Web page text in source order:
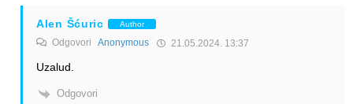
Alen Šćuric Author
Odgovori Anonymous 21.05.2024. 13:37
Uzalud.
Odgovori